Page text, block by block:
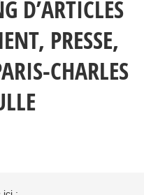
D’ARTICLES
PRESSE,
CHARLES